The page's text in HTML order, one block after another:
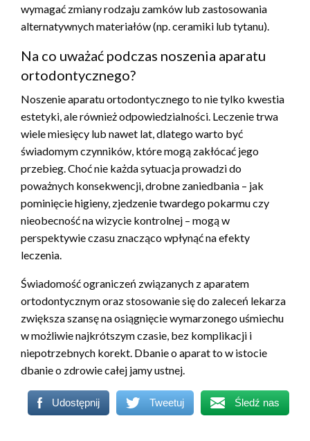
wymagać zmiany rodzaju zamków lub zastosowania
alternatywnych materiałów (np. ceramiki lub tytanu).
Na co uważać podczas noszenia aparatu
ortodontycznego?
Noszenie aparatu ortodontycznego to nie tylko kwestia
estetyki, ale również odpowiedzialności. Leczenie trwa
wiele miesięcy lub nawet lat, dlatego warto być
świadomym czynników, które mogą zakłócać jego
przebieg. Choć nie każda sytuacja prowadzi do
poważnych konsekwencji, drobne zaniedbania – jak
pominięcie higieny, zjedzenie twardego pokarmu czy
nieobecność na wizycie kontrolnej – mogą w
perspektywie czasu znacząco wpłynąć na efekty
leczenia.
Świadomość ograniczeń związanych z aparatem
ortodontycznym oraz stosowanie się do zaleceń lekarza
zwiększa szansę na osiągnięcie wymarzonego uśmiechu
w możliwie najkrótszym czasie, bez komplikacji i
niepotrzebnych korekt. Dbanie o aparat to w istocie
dbanie o zdrowie całej jamy ustnej.
Udostępnij Tweetuj Śledź nas